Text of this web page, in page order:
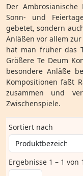
Der
Sonn- und
gebetet, sondern
Anläßen vor allem
hat man früher das
Größere Te Deum
besondere Anläße
Kompositionen faßt
zusammen und
Zwischenspiele.
Sortiert nach
Ergebnisse 1 – 1 von 1